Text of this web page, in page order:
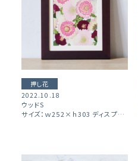
押し花
2022.10.18
ウッドS
サイズ：ｗ252×ｈ303 ディスプレイタイプ：壁掛け、立て置き（自立式） ※ナチュラル、ホワイト、マホガニー3色ご用意がございます。